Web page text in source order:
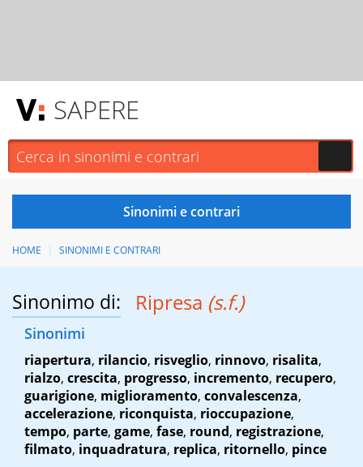
SAPERE
HOME SINONIMI E CONTRARI
Sinonimo di: Ripresa (s.f.)
Sinonimi
riapertura, rilancio, risveglio, rinnovo, risalita,
rialzo, crescita, progresso, incremento, recupero,
guarigione, miglioramento, convalescenza,
accelerazione, riconquista, rioccupazione,
tempo, parte, game, fase, round, registrazione,
filmato, inquadratura, replica, ritornello, pince